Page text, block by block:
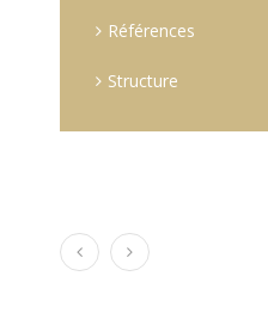
Références
Structure